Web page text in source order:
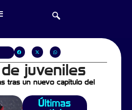
de juveniles
tras un nuevo capítulo del
Últimas